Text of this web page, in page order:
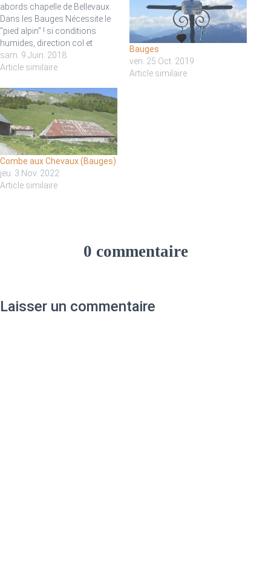
abords chapelle de Bellevaux.
Dans les Bauges Nécessite le
"pied alpin" ! si conditions
humides, direction col et
pointe d'Armène ou Chapeau
de Napoléon et retour par
(04 79 65 38 62)
sam. 9 Juin. 2018
Article similaire
Bauges
ven. 25 Oct. 2019
Article similaire
Combe aux Chevaux (Bauges)
jeu. 3 Nov. 2022
Article similaire
0 commentaire
Laisser un commentaire